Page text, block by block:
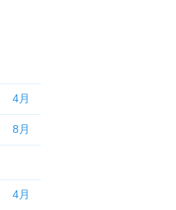
4月
8月
4月